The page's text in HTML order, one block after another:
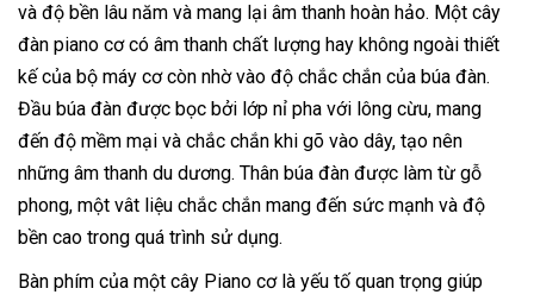
và độ bền lâu năm và mang lại âm thanh hoàn hảo. Một cây
đàn piano cơ có âm thanh chất lượng hay không ngoài thiết
kế của bộ máy cơ còn nhờ vào độ chắc chắn của búa đàn.
Đầu búa đàn được bọc bởi lớp nỉ pha với lông cừu, mang
đến độ mềm mại và chắc chắn khi gõ vào dây, tạo nên
những âm thanh du dương. Thân búa đàn được làm từ gỗ
phong, một vât liệu chắc chắn mang đến sức mạnh và độ
bền cao trong quá trình sử dụng.
Bàn phím của một cây Piano cơ là yếu tố quan trọng giúp